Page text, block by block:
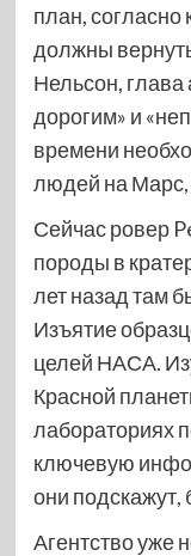
план,
должны
Нельсон, глава
дорогим» и
времени
людей на Марс,
Сейчас ровер
породы в
лет назад там
Изъятие
целей НАСА.
Красной
лабораториях
ключевую
они
Агентство уже